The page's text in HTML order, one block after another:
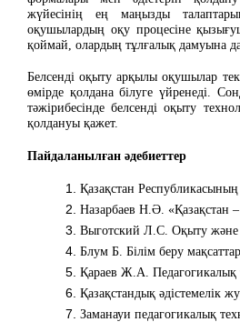
жүйесінің ең маңызды
оқушылардың оқу процесіне
қоймай, олардың тұлғалық дамуына да
Белсенді оқыту арқылы оқушылар
өмірде қолдана білуге үйренеді.
тәжірибесінде белсенді оқыту
қолдануы қажет.
Пайдаланылған әдебиеттер
Қазақстан
Назарбаев Н.Ә. «Қазақстан
Выготский Л.С. Оқыту және
Блум Б. Білім беру
Қараев Ж.А. Педагогикалық
Қазақстандық әдістемелік
Заманауи педагогикалық